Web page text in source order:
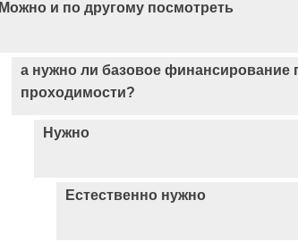
Можно и по другому посмотреть
а нужно ли базовое финансирование
проходимости?
Нужно
Естественно нужно